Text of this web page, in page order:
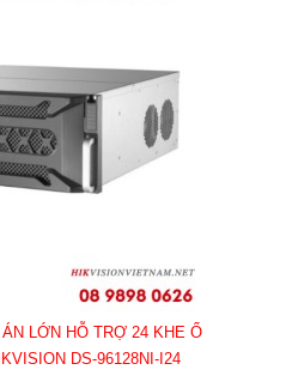
LỚN HỖ TRỢ 24 KHE Ổ
DS-96128NI-I24